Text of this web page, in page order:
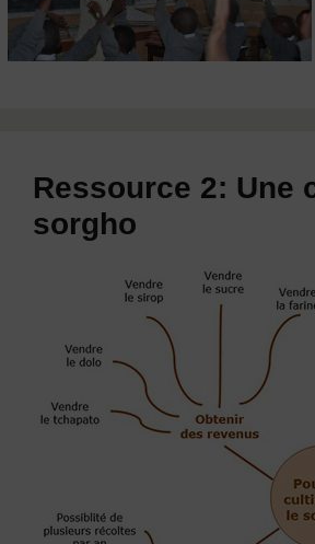
Ressource 2: Une
sorgho